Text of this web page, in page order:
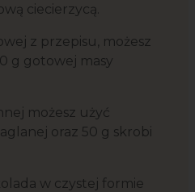
ciecierzycą.
z przepisu, możesz
g gotowej masy
możesz użyć
oraz 50 g skrobi
w czystej formie